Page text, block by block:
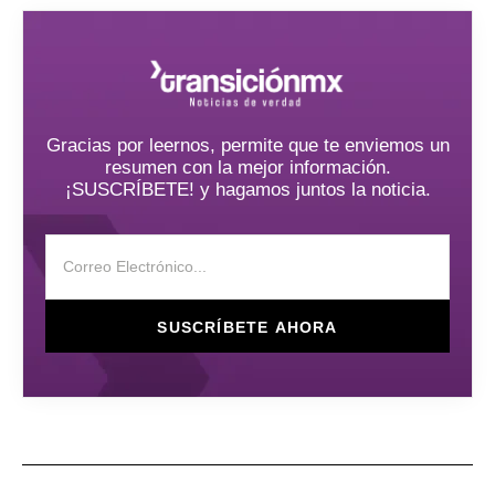
Gracias por leernos, permite que te enviemos un
resumen con la mejor información.
¡SUSCRÍBETE! y hagamos juntos la noticia.
SUSCRÍBETE AHORA